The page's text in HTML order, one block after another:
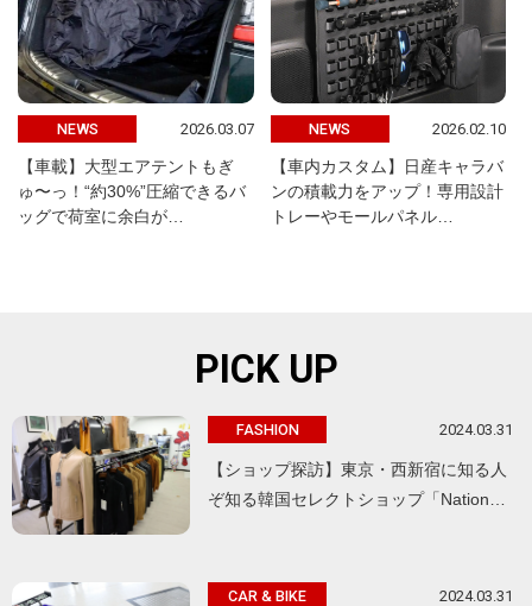
NEWS 2026.03.07
【車載】大型エアテントもぎ
ゅ〜っ！“約30%”圧縮できるバ
ッグで荷室に余白が…
NEWS 2026.02.10
【車内カスタム】日産キャラバ
ンの積載力をアップ！専用設計
トレーやモールパネル…
PICK UP
FASHION 2024.03.31
【ショップ探訪】東京・西新宿に知る人
ぞ知る韓国セレクトショップ「Nation…
CAR & BIKE 2024.03.31